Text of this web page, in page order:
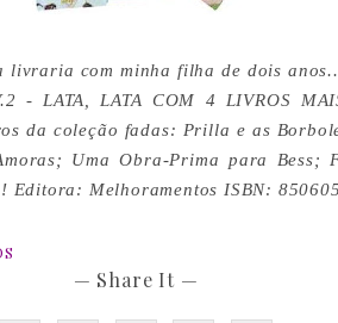
livraria com minha filha de dois
- LATA, LATA COM 4 LIVROS
da coleção fadas: Prilla e as
Uma Obra-Prima para Bess;
Editora: Melhoramentos ISBN:
— Share It —